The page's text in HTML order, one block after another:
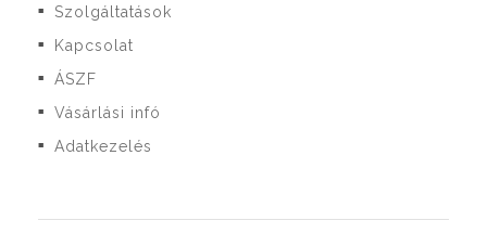
■ Szolgáltatások
■ Kapcsolat
■ ÁSZF
■ Vásárlási infó
■ Adatkezelés